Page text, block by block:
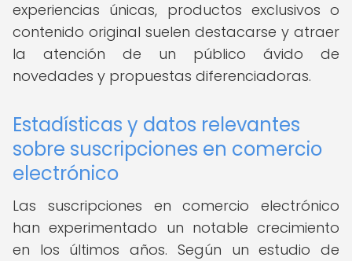
experiencias únicas, productos exclusivos o
contenido original suelen destacarse y atraer
la atención de un público ávido de
novedades y propuestas diferenciadoras.
Estadísticas y datos relevantes
sobre suscripciones en comercio
electrónico
Las suscripciones en comercio electrónico
han experimentado un notable crecimiento
en los últimos años. Según un estudio de